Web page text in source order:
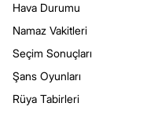
Hava Durumu
Namaz Vakitleri
Seçim Sonuçları
Şans Oyunları
Rüya Tabirleri